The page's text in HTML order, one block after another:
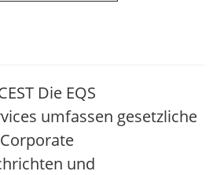
Die EQS
umfassen gesetzliche
und